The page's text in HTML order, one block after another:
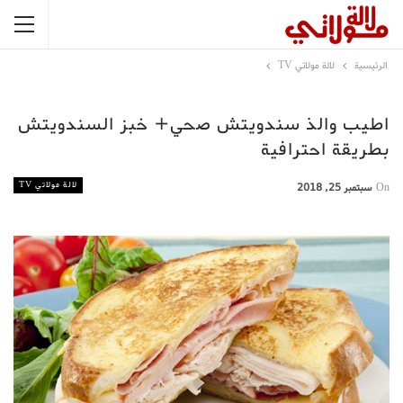
الرئيسية لالة مولاتي TV
اطيب والذ سندويتش صحي+ خبز السندويتش
بطريقة احترافية
لالة مولاتي TV On سبتمبر 25, 2018